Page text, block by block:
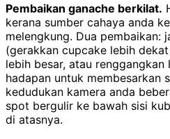
Pembaikan ganache berkilat.
kerana sumber cahaya anda
melengkung. Dua pembaikan:
(gerakkan cupcake lebih
lebih besar, atau
hadapan untuk membesarkan
kedudukan kamera anda
spot bergulir ke bawah sisi
di atasnya.